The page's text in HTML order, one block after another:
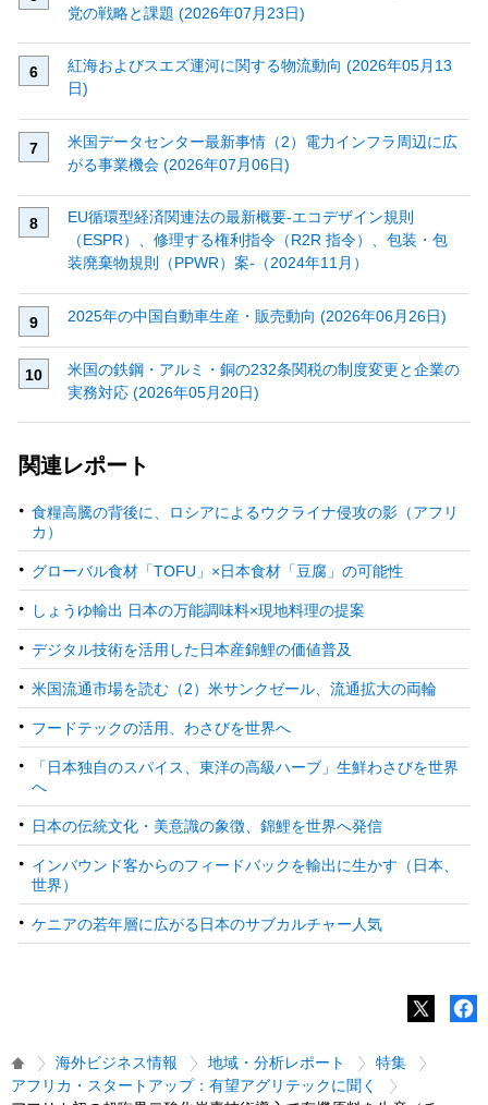
党の戦略と課題 (2026年07月23日)
紅海およびスエズ運河に関する物流動向 (2026年05月13
日)
米国データセンター最新事情（2）電力インフラ周辺に広
がる事業機会 (2026年07月06日)
EU循環型経済関連法の最新概要‐エコデザイン規則
（ESPR）、修理する権利指令（R2R 指令）、包装・包
装廃棄物規則（PPWR）案‐（2024年11月）
2025年の中国自動車生産・販売動向 (2026年06月26日)
米国の鉄鋼・アルミ・銅の232条関税の制度変更と企業の
実務対応 (2026年05月20日)
関連レポート
食糧高騰の背後に、ロシアによるウクライナ侵攻の影（アフリ
カ）
グローバル食材「TOFU」×日本食材「豆腐」の可能性
しょうゆ輸出 日本の万能調味料×現地料理の提案
デジタル技術を活用した日本産錦鯉の価値普及
米国流通市場を読む（2）米サンクゼール、流通拡大の両輪
フードテックの活用、わさびを世界へ
「日本独自のスパイス、東洋の高級ハーブ」生鮮わさびを世界
へ
日本の伝統文化・美意識の象徴、錦鯉を世界へ発信
インバウンド客からのフィードバックを輸出に生かす（日本、
世界）
ケニアの若年層に広がる日本のサブカルチャー人気
海外ビジネス情報 地域・分析レポート
特集
アフリカ・スタートアップ：有望アグリテックに聞く